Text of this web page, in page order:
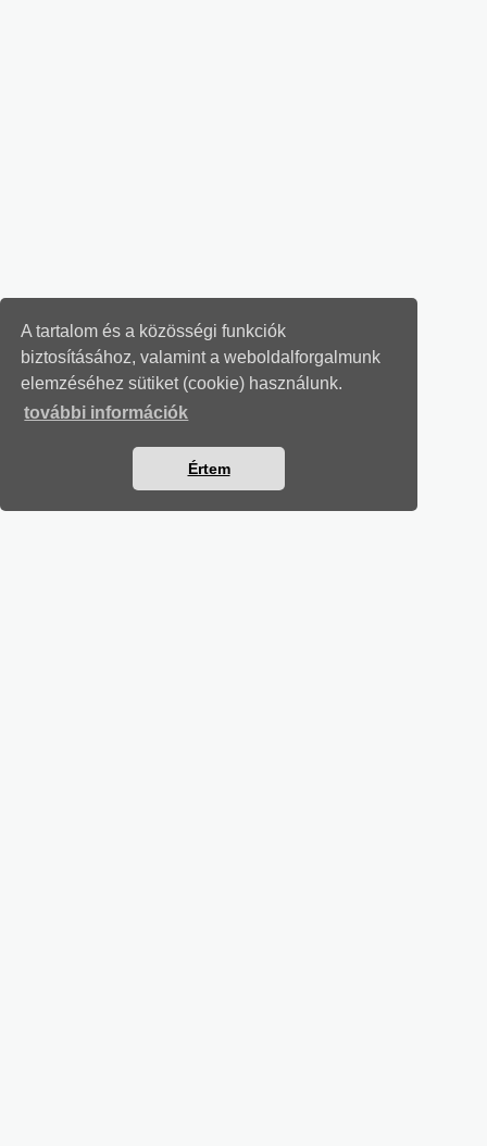
A tartalom és a közösségi funkciók
biztosításához, valamint a weboldalforgalmunk
elemzéséhez sütiket (cookie) használunk.
további információk
Értem